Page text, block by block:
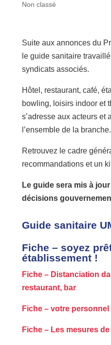
Non classé
Suite aux annonces du
le guide sanitaire travaillé
syndicats associés.
Hôtel, restaurant, café,
bowling, loisirs indoor et
s’adresse aux acteurs et
l’ensemble de la branche.
Retrouvez le cadre
recommandations et un
Le guide sera mis à
décisions
Guide sanitaire
Fiche – soyez
établissement !
Fiche – Distanciation
restaurant, bar
Fiche – votre personnel
Fiche – Les mesures